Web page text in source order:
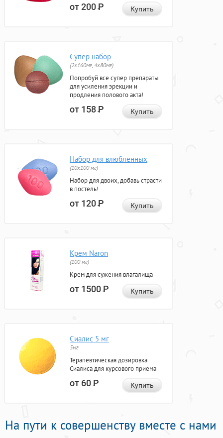
от 200Р Купить
Супер набор
(2х160мг, 4х80мг)
Попробуй все супер препараты
для усиления эрекции и
продления полового акта!
от 158Р Купить
Набор для влюбленных
(10х100 мг)
Набор для двоих, добавь страсти
в постель!
от 120Р Купить
Крем Naron
(100 мг)
Крем для сужения влагалища
от 1500Р Купить
Сиалис 5 мг
5мг
Терапевтическая дозировка
Сиалиса для курсового приема
от 60Р Купить
На пути к совершенству вместе с нами